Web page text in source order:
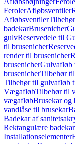
Afløbsbøjninger
FerolerAfløbsventiler
AfløbsventilerTilbehør
badekarBrusenicher
gulvReservedele til
til brusenicher
render til brusenicher
brusenicherGulvafløb
brusenicherTilbehør
Tilbehør til gulvafløb
VægafløbTilbehør til
vægafløbBrusekar og
vandlåse til brusekar
Badekar af
Rektangulære badekar
Installationselementer